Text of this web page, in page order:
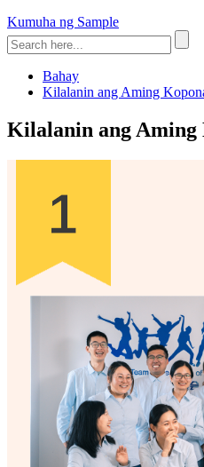
Kumuha ng Sample
Bahay
Kilalanin ang Aming
Kilalanin ang Aming